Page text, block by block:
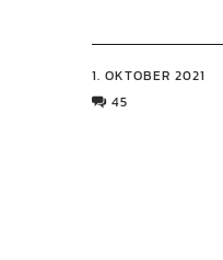
1. OKTOBER 2021
45